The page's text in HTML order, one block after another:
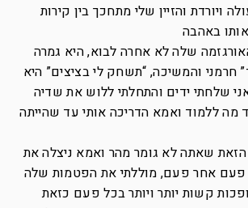
ויורדת והזיין שלי מתחכך בין קירות
באהבה
שלה לא אחרה לבוא, היא גמרה
חרמני והמשיכה, “תשחק לי בציצים” היא
שלחתי ידים והתחלתי ללוש את שדיה
מה ללמוד ואמא הדריכה אותי עד שהייתה
שאתה לא גומר מהר ואמא ניצלה את
פעם אחר פעם, מוללתי את הפטמות שלה
קשות יותר ויותר בכל פעם כזאת